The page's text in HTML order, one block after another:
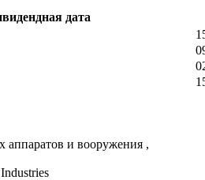
дата
аппаратов и вооружения ,